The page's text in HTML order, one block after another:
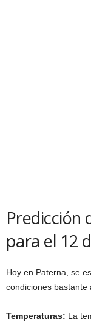
Predicción
para el 12
Hoy en Paterna, se
condiciones bastante
Temperaturas: La